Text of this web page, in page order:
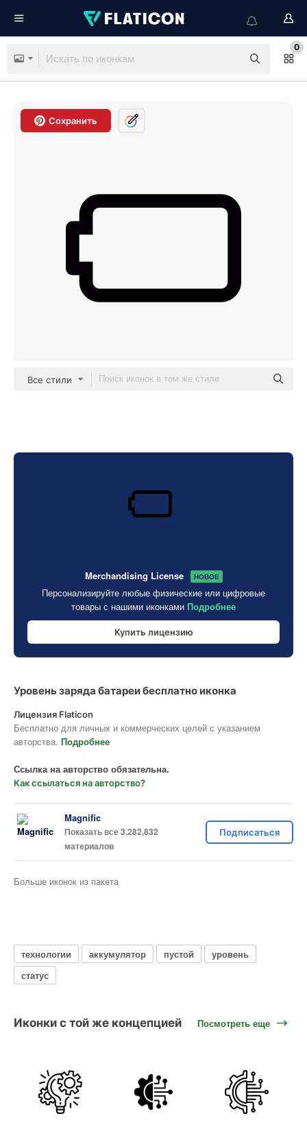
0
Сохранить
Все стили
Merchandising License НОВОЕ
Персонализируйте любые физические или цифровые
товары с нашими иконками Подробнее
Купить лицензию
Уровень заряда батареи бесплатно иконка
Лицензия Flaticon
Бесплатно для личных и коммерческих целей с указанием
авторства. Подробнее
Ссылка на авторство обязательна.
Как ссылаться на авторство?
Magnific
Показать все 3,282,832
материалов
Подписаться
Больше иконок из пакета
технологии аккумулятор пустой
уровень
статус
Иконки с той же концепцией Посмотреть еще